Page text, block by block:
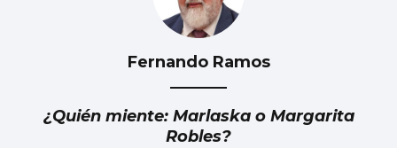
Fernando Ramos
¿Quién miente: Marlaska o Margarita
Robles?